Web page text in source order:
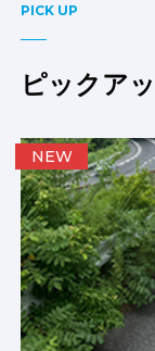
PICK UP
ピックア
NEW